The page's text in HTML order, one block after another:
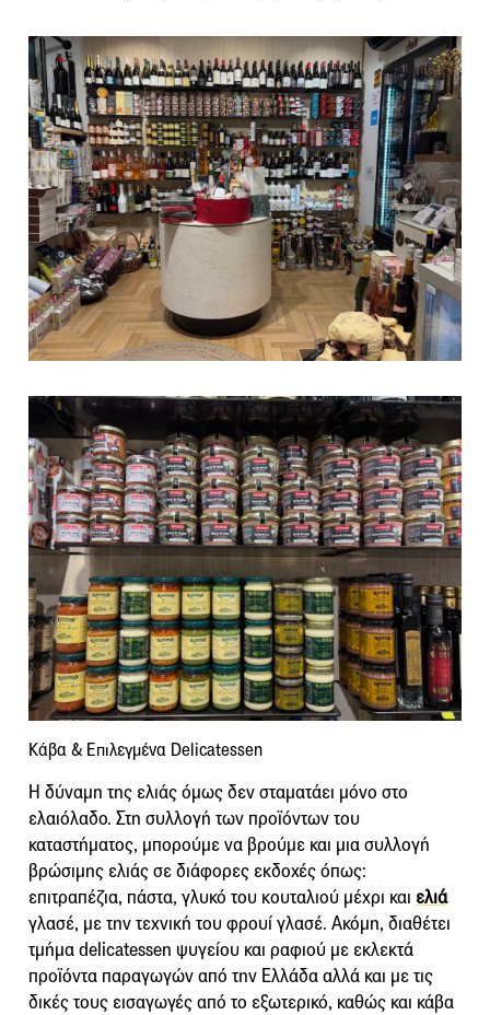
Κάβα & Επιλεγμένα Delicatessen
Η δύναμη της ελιάς όμως δεν σταματάει μόνο στο
ελαιόλαδο. Στη συλλογή των προϊόντων του
καταστήματος, μπορούμε να βρούμε και μια συλλογή
βρώσιμης ελιάς σε διάφορες εκδοχές όπως:
επιτραπέζια, πάστα, γλυκό του κουταλιού μέχρι και ελιά
γλασέ, με την τεχνική του φρουί γλασέ. Ακόμη, διαθέτει
τμήμα delicatessen ψυγείου και ραφιού με εκλεκτά
προϊόντα παραγωγών από την Ελλάδα αλλά και με τις
δικές τους εισαγωγές από το εξωτερικό, καθώς και κάβα